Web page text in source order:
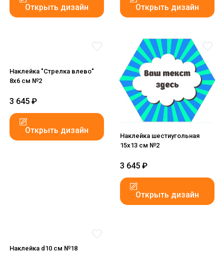
Открыть дизайн Открыть дизайн
Наклейка "Стрелка влево"
8x6 см №2
3 645 ₽
Открыть дизайн
Наклейка шестиугольная
15x13 см №2
3 645 ₽
Открыть дизайн
Наклейка d10 см №18